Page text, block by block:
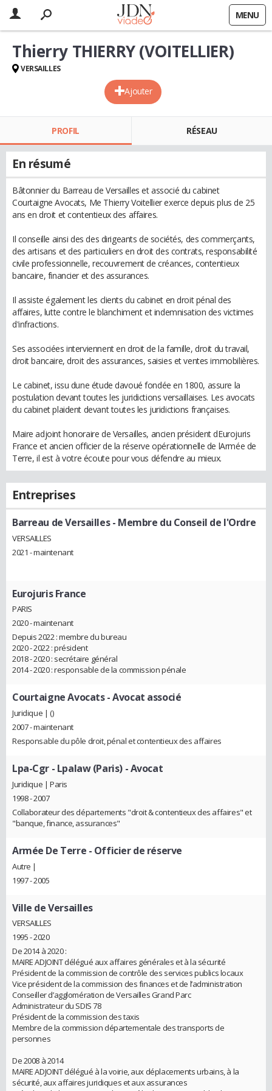
MENU
Ajouter
Thierry THIERRY (VOITELLIER)
VERSAILLES
PROFIL RÉSEAU
En résumé
Bâtonnier du Barreau de Versailles et associé du cabinet
Courtaigne Avocats, Me Thierry Voitellier exerce depuis plus de 25
ans en droit et contentieux des affaires.
Il conseille ainsi des des dirigeants de sociétés, des commerçants,
des artisans et des particuliers en droit des contrats, responsabilité
civile professionnelle, recouvrement de créances, contentieux
bancaire, financier et des assurances.
Il assiste également les clients du cabinet en droit pénal des
affaires, lutte contre le blanchiment et indemnisation des victimes
d'infractions.
Ses associées interviennent en droit de la famille, droit du travail,
droit bancaire, droit des assurances, saisies et ventes immobilières.
Le cabinet, issu dune étude davoué fondée en 1800, assure la
postulation devant toutes les juridictions versaillaises. Les avocats
du cabinet plaident devant toutes les juridictions françaises.
Maire adjoint honoraire de Versailles, ancien président dEurojuris
France et ancien officier de la réserve opérationnelle de lArmée de
Terre, il est à votre écoute pour vous défendre au mieux.
Entreprises
Barreau de Versailles- Membre du Conseil de l'Ordre
VERSAILLES
2021 - maintenant
Eurojuris France
PARIS
2020 - maintenant
Depuis 2022 : membre du bureau
2020 - 2022 : président
2018 - 2020 : secrétaire général
2014 - 2020 : responsable de la commission pénale
Courtaigne Avocats- Avocat associé
Juridique | ()
2007 - maintenant
Responsable du pôle droit, pénal et contentieux des affaires
Lpa-Cgr - Lpalaw (Paris)- Avocat
Juridique | Paris
1998 - 2007
Collaborateur des départements "droit & contentieux des affaires" et
"banque, finance, assurances"
Armée De Terre - Officier de réserve
Autre |
1997 - 2005
Ville de Versailles
VERSAILLES
1995 - 2020
De 2014 à 2020 :
MAIRE ADJOINT délégué aux affaires générales et à la sécurité
Président de la commission de contrôle des services publics locaux
Vice président de la commission des finances et de l’administration
Conseiller d’agglomération de Versailles Grand Parc
Administrateur du SDIS 78
Président de la commission des taxis
Membre de la commission départementale des transports de
personnes
De 2008 à 2014
MAIRE ADJOINT délégué à la voirie, aux déplacements urbains, à la
sécurité, aux affaires juridiques et aux assurances